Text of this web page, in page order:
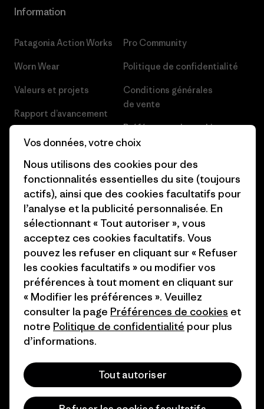
Information
Patagonia Action Works
Worn Wear
Valeurs et projets
Rapport d’avancement
Business Unusual
Objectifs climatiques
1% For The Planet
Comment nous finançons
Nos magasins
Pro Community
Politique de confidentialité
Conditions générales
de vente
Préférences de cookie
Presse et media
Industry program
Programme d’affiliation
© 2026 Patagonia, Inc. All Rights Reserved.
français
Vos données, votre choix
Nous utilisons des cookies pour des
fonctionnalités essentielles du site (toujours
actifs), ainsi que des cookies facultatifs pour
l’analyse et la publicité personnalisée. En
sélectionnant « Tout autoriser », vous
acceptez ces cookies facultatifs. Vous
pouvez les refuser en cliquant sur « Refuser
les cookies facultatifs » ou modifier vos
préférences à tout moment en cliquant sur
« Modifier les préférences ». Veuillez
consulter la page Préférences de cookies et
notre Politique de confidentialité pour plus
d’informations.
Tout autoriser